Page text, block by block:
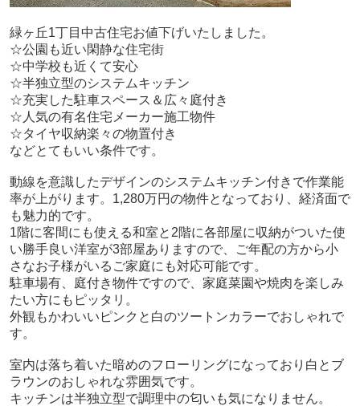
緑ヶ丘1丁目中古住宅お値下げいたしました。
☆公園も近い閑静な住宅街
☆中学校も近くて安心
☆半独立型のシステムキッチン
☆充実した駐車スペース＆広々庭付き
☆人気の有名住宅メーカー施工物件
☆タイヤ収納楽々の物置付き
などとてもいい条件です。
動線を意識したデザインのシステムキッチン付きで作業能
率が上がります。1,280万円の物件となっており、経済面で
も魅力的です。
1階に客間にも使える和室と2階に各部屋に収納がついた使
い勝手良い洋室が3部屋ありますので、ご年配の方から小
さなお子様がいるご家庭にも対応可能です。
駐車場有、庭付き物件ですので、家庭菜園や焼肉を楽しみ
たい方にもピッタリ。
外観もかわいいピンクと白のツートンカラーでおしゃれで
す。
室内は落ち着いた暗めのフローリングになっており白とブ
ラウンのおしゃれな雰囲気です。
キッチンは半独立型で調理中の匂いも気になりません。